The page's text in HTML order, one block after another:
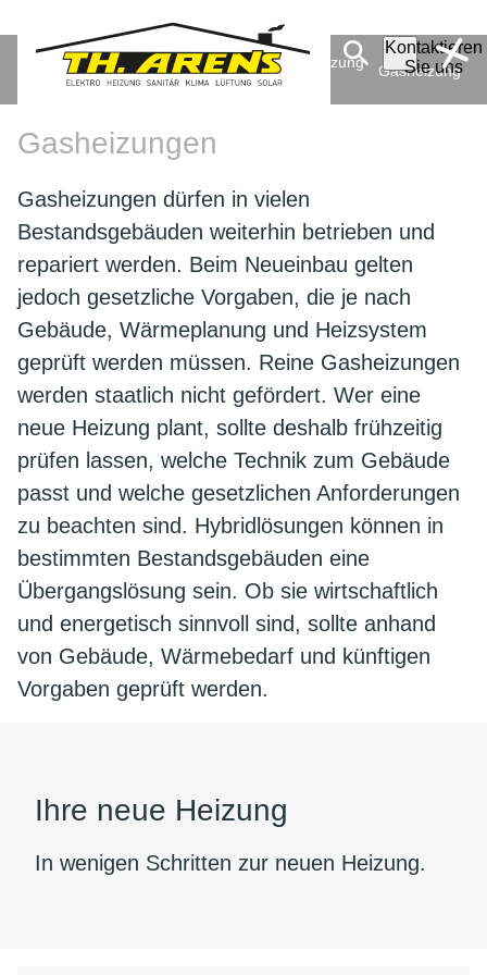
Kontaktieren
Sie uns
Theodor Arens GmbH & Co.
Ratgeber Heizung
Gasheizung
Gasheizungen
Gasheizungen dürfen in vielen
Bestandsgebäuden weiterhin betrieben und
repariert werden. Beim Neueinbau gelten
jedoch gesetzliche Vorgaben, die je nach
Gebäude, Wärmeplanung und Heizsystem
geprüft werden müssen. Reine Gasheizungen
werden staatlich nicht gefördert. Wer eine
neue Heizung plant, sollte deshalb frühzeitig
prüfen lassen, welche Technik zum Gebäude
passt und welche gesetzlichen Anforderungen
zu beachten sind. Hybridlösungen können in
bestimmten Bestandsgebäuden eine
Übergangslösung sein. Ob sie wirtschaftlich
und energetisch sinnvoll sind, sollte anhand
von Gebäude, Wärmebedarf und künftigen
Vorgaben geprüft werden.
Ihre neue Heizung
In wenigen Schritten zur neuen Heizung.